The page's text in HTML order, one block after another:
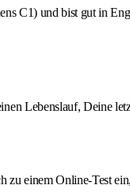
C1) und bist gut in
Lebenslauf, Deine
einem Online-Test